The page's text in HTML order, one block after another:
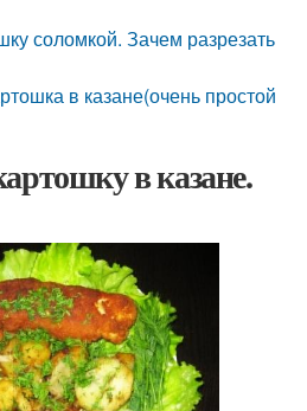
соломкой. Зачем разрезать
в казане(очень простой
в казане.